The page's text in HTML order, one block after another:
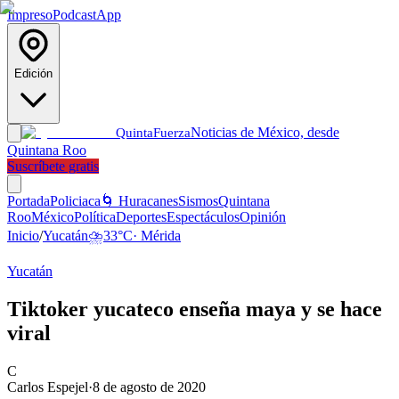
ImpresoPodcastApp
Edición
QuintaFuerzaNoticias de México, desde
Quintana Roo
Suscríbete gratis
PortadaPoliciaca 🌀 HuracanesSismosQuintana
RooMéxicoPolíticaDeportesEspectáculosOpinión
Inicio/Yucatán⛈️33°C· Mérida
Yucatán
Tiktoker yucateco enseña maya y se hace
viral
C
Carlos Espejel·8 de agosto de 2020